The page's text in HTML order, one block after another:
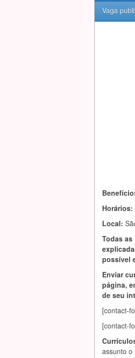
Vaga
Horários:
Local:
Todas
possível
Enviar
página,
de seu
[contact-
[contact-
assunto o